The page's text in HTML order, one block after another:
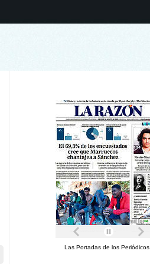
Las Portadas de los Periódicos